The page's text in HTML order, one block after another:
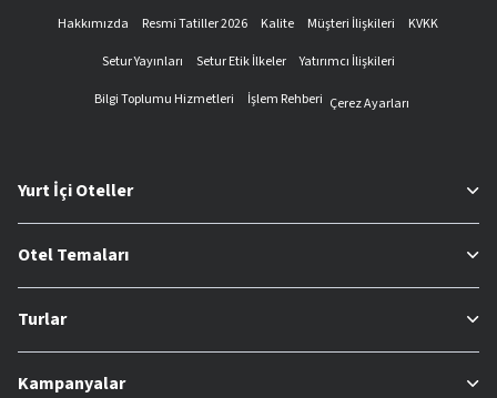
Hakkımızda Resmi Tatiller 2026 Kalite Müşteri İlişkileri
KVKK
Setur Yayınları
Setur Etik İlkeler
Yatırımcı İlişkileri
Bilgi Toplumu Hizmetleri
İşlem Rehberi Çerez Ayarları
Yurt İçi Oteller
Otel Temaları
Turlar
Kampanyalar